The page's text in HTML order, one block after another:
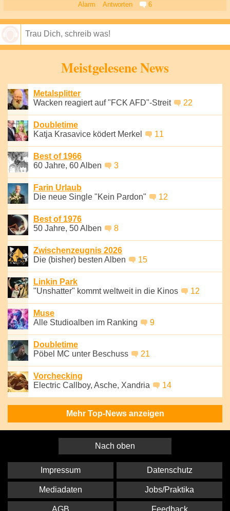
Alarm Antworten 6
Meistgelesene News
Metalsplitter
Wacken reagiert auf "FCK AFD"-Streit
22
Doubletime
Katja Krasavice ködert Merkel
11
Best of 1966
60 Jahre, 60 Alben
3
Farin Urlaub
Die neue Single "Kein Pardon"
12
Best of 1976
50 Jahre, 50 Alben
8
Zwischenzeugnis 2026
Die (bisher) besten Alben
15
Linkin Park
"Unshatter" kommt weltweit in die Kinos
12
Muse
Alle Studioalben im Ranking
9
Doubletime
Pöbel MC unter Beschuss
21
Vorchecking
Electric Callboy, Asche, Xandria
14
Mehr Top-News anzeigen
Nach oben
Impressum Datenschutz
Mediadaten Jobs/Praktika